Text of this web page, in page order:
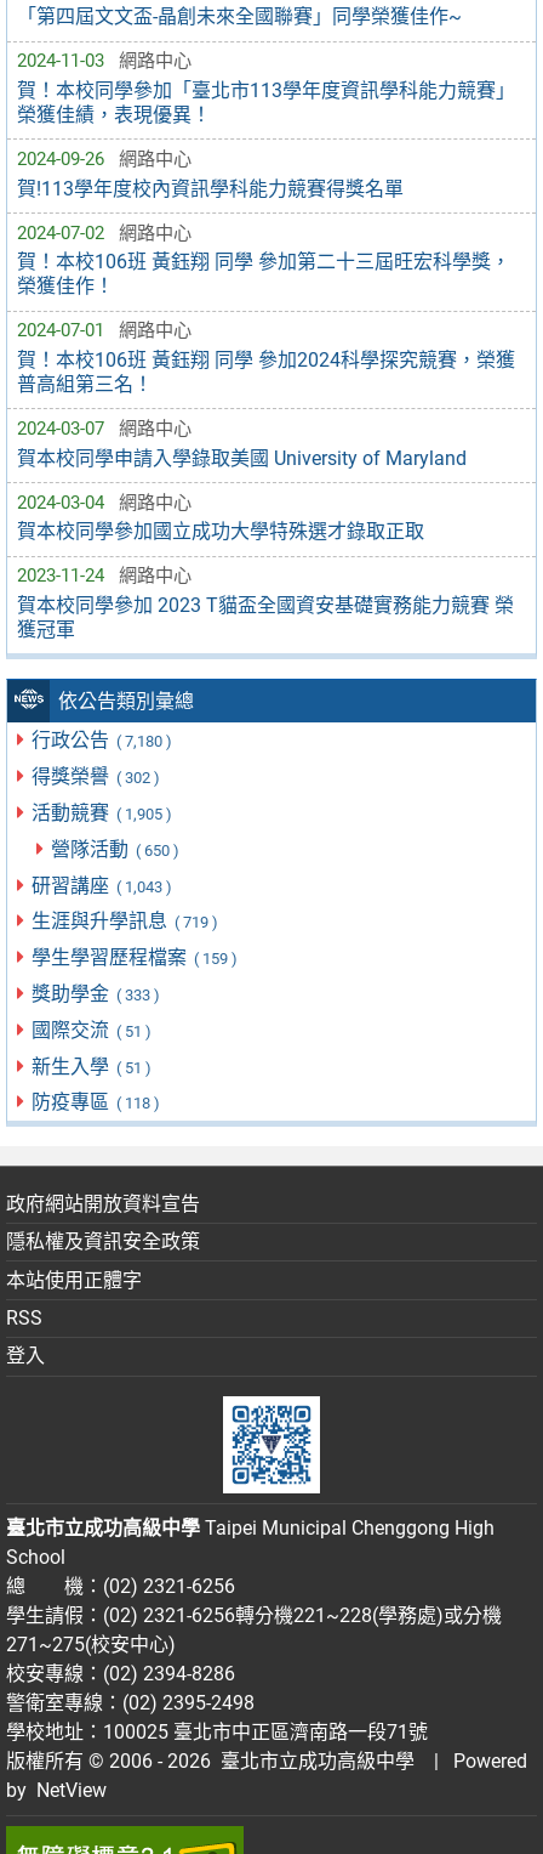
「第四屆文文盃-晶創未來全國聯賽」同學榮獲佳作~
2024-11-03 網路中心
賀！本校同學參加「臺北市113學年度資訊學科能力競賽」
榮獲佳績，表現優異！
2024-09-26 網路中心
賀!113學年度校內資訊學科能力競賽得獎名單
2024-07-02 網路中心
賀！本校106班 黃鈺翔 同學 參加第二十三屆旺宏科學獎，
榮獲佳作！
2024-07-01 網路中心
賀！本校106班 黃鈺翔 同學 參加2024科學探究競賽，榮獲
普高組第三名！
2024-03-07 網路中心
賀本校同學申請入學錄取美國 University of Maryland
2024-03-04 網路中心
賀本校同學參加國立成功大學特殊選才錄取正取
2023-11-24 網路中心
賀本校同學參加 2023 T貓盃全國資安基礎實務能力競賽 榮
獲冠軍
依公告類別彙總
行政公告 ( 7,180 )
得獎榮譽 ( 302 )
活動競賽 ( 1,905 )
營隊活動 ( 650 )
研習講座 ( 1,043 )
生涯與升學訊息 ( 719 )
學生學習歷程檔案 ( 159 )
獎助學金 ( 333 )
國際交流 ( 51 )
新生入學 ( 51 )
防疫專區 ( 118 )
政府網站開放資料宣告
隱私權及資訊安全政策
本站使用正體字
RSS
登入
臺北市立成功高級中學 Taipei Municipal Chenggong High
School
總 機：(02) 2321-6256
學生請假：(02) 2321-6256轉分機221~228(學務處)或分機
271~275(校安中心)
校安專線：(02) 2394-8286
警衛室專線：(02) 2395-2498
學校地址：100025 臺北市中正區濟南路一段71號
版權所有 © 2006 - 2026 臺北市立成功高級中學
| Powered
by NetView